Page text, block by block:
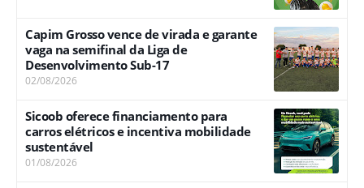
Capim Grosso vence de virada e garante
vaga na semifinal da Liga de
Desenvolvimento Sub-17
02/08/2026
Sicoob oferece financiamento para
carros elétricos e incentiva mobilidade
sustentável
01/08/2026